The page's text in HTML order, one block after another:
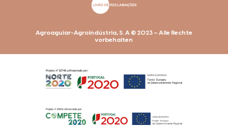
Agroaguiar-Agroindústria, S. A © 2023 – Alle Rechte
vorbehalten